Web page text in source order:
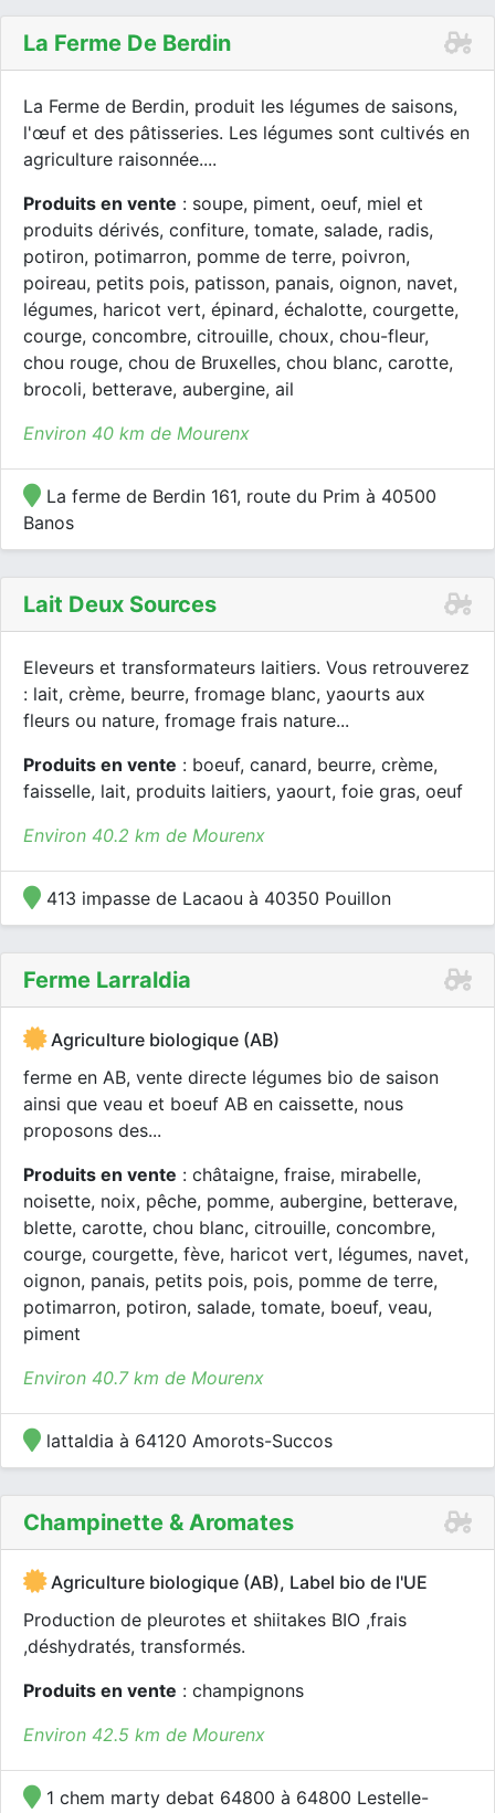
La Ferme De Berdin
La Ferme de Berdin, produit les légumes de saisons,
l'œuf et des pâtisseries. Les légumes sont cultivés en
agriculture raisonnée....
Produits en vente : soupe, piment, oeuf, miel et
produits dérivés, confiture, tomate, salade, radis,
potiron, potimarron, pomme de terre, poivron,
poireau, petits pois, patisson, panais, oignon, navet,
légumes, haricot vert, épinard, échalotte, courgette,
courge, concombre, citrouille, choux, chou-fleur,
chou rouge, chou de Bruxelles, chou blanc, carotte,
brocoli, betterave, aubergine, ail
Environ 40 km de Mourenx
La ferme de Berdin 161, route du Prim à 40500
Banos
Lait Deux Sources
Eleveurs et transformateurs laitiers. Vous retrouverez
: lait, crème, beurre, fromage blanc, yaourts aux
fleurs ou nature, fromage frais nature...
Produits en vente : boeuf, canard, beurre, crème,
faisselle, lait, produits laitiers, yaourt, foie gras, oeuf
Environ 40.2 km de Mourenx
413 impasse de Lacaou à 40350 Pouillon
Ferme Larraldia
Agriculture biologique (AB)
ferme en AB, vente directe légumes bio de saison
ainsi que veau et boeuf AB en caissette, nous
proposons des...
Produits en vente : châtaigne, fraise, mirabelle,
noisette, noix, pêche, pomme, aubergine, betterave,
blette, carotte, chou blanc, citrouille, concombre,
courge, courgette, fève, haricot vert, légumes, navet,
oignon, panais, petits pois, pois, pomme de terre,
potimarron, potiron, salade, tomate, boeuf, veau,
piment
Environ 40.7 km de Mourenx
lattaldia à 64120 Amorots-Succos
Champinette & Aromates
Agriculture biologique (AB), Label bio de l'UE
Production de pleurotes et shiitakes BIO ,frais
,déshydratés, transformés.
Produits en vente : champignons
Environ 42.5 km de Mourenx
1 chem marty debat 64800 à 64800 Lestelle-